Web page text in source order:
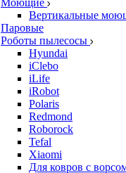
Моющие
Вертикальные
Паровые
Роботы пылесосы
Hyundai
iClebo
iLife
iRobot
Polaris
Redmond
Roborock
Tefal
Xiaomi
Для ковров с